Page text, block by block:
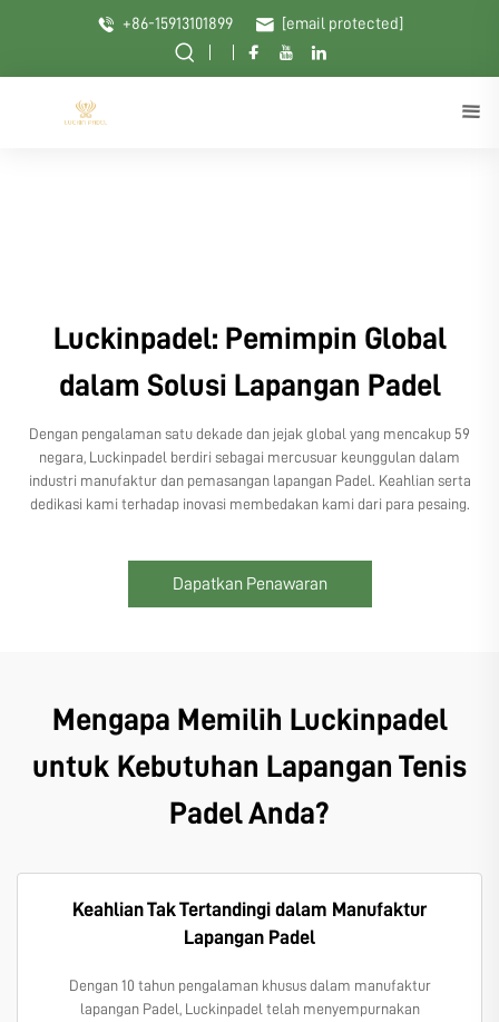
+86-15913101899 [email protected]
Luckinpadel: Pemimpin Global
dalam Solusi Lapangan Padel
Dengan pengalaman satu dekade dan jejak global yang mencakup 59
negara, Luckinpadel berdiri sebagai mercusuar keunggulan dalam
industri manufaktur dan pemasangan lapangan Padel. Keahlian serta
dedikasi kami terhadap inovasi membedakan kami dari para pesaing.
Dapatkan Penawaran
Mengapa Memilih Luckinpadel
untuk Kebutuhan Lapangan Tenis
Padel Anda?
Keahlian Tak Tertandingi dalam Manufaktur
Lapangan Padel
Dengan 10 tahun pengalaman khusus dalam manufaktur
lapangan Padel, Luckinpadel telah menyempurnakan